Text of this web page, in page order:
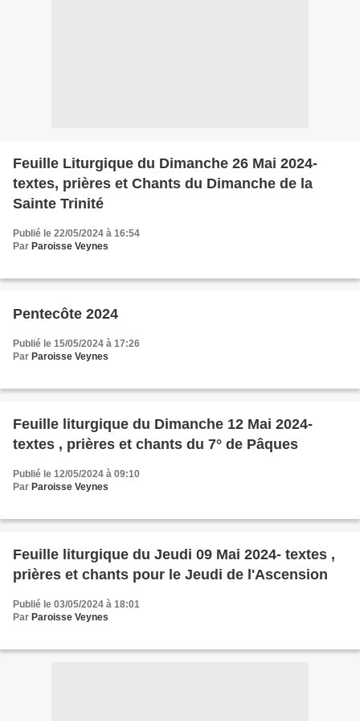
Feuille Liturgique du Dimanche 26 Mai 2024-
textes, prières et Chants du Dimanche de la
Sainte Trinité
Publié le 22/05/2024 à 16:54
Par Paroisse Veynes
Pentecôte 2024
Publié le 15/05/2024 à 17:26
Par Paroisse Veynes
Feuille liturgique du Dimanche 12 Mai 2024-
textes , prières et chants du 7° de Pâques
Publié le 12/05/2024 à 09:10
Par Paroisse Veynes
Feuille liturgique du Jeudi 09 Mai 2024- textes ,
prières et chants pour le Jeudi de l'Ascension
Publié le 03/05/2024 à 18:01
Par Paroisse Veynes